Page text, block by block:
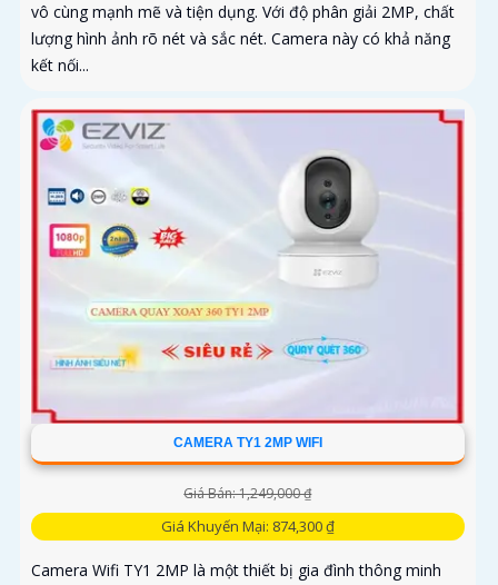
vô cùng mạnh mẽ và tiện dụng. Với độ phân giải 2MP, chất
lượng hình ảnh rõ nét và sắc nét. Camera này có khả năng
kết nối...
CAMERA TY1 2MP WIFI
Giá Bán: 1,249,000 ₫
Giá Khuyến Mại: 874,300 ₫
Camera Wifi TY1 2MP là một thiết bị gia đình thông minh